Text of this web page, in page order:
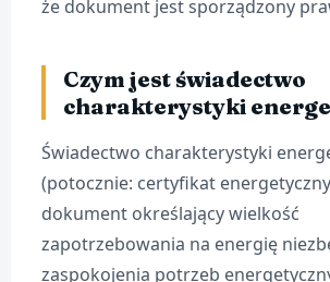
że dokument jest sporządzony
Czym jest świadectwo
charakterystyki
Świadectwo charakterystyki
(potocznie: certyfikat
dokument określający wielkość
zapotrzebowania na energię
zaspokojenia potrzeb